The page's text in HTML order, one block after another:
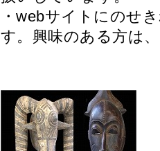
・webサイトにのせ
す。興味のある方は